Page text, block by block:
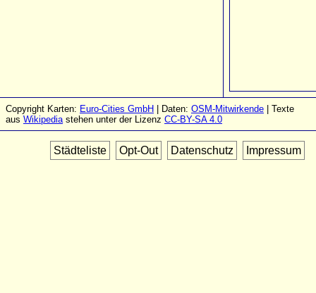
Copyright Karten: Euro-Cities GmbH | Daten: OSM-Mitwirkende | Texte
aus Wikipediastehen unter der Lizenz CC-BY-SA 4.0
Städteliste Opt-Out Datenschutz Impressum